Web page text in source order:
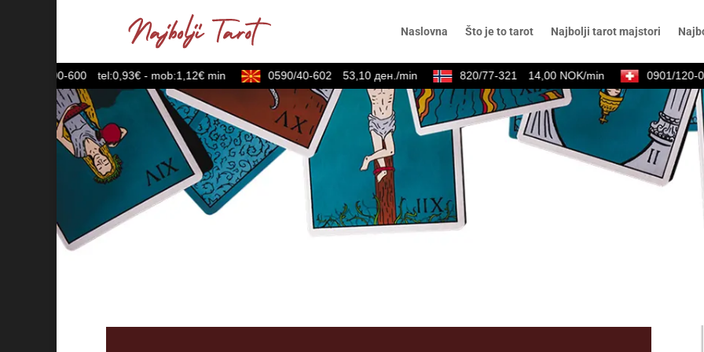
Naslovna Što je to tarot Najbolji tarot majstori
064/600-600 tel:0,93€ - mob:1,12€ min 0590/40-602 53,10 ден./min 820/77-321 14,00 NOK/min 0901/120-